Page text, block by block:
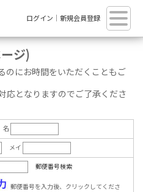
ログイン ｜ 新規会員登録
ジ)
のにお時間をいただくこともご
応となりますのでご了承くださ
名
メイ
郵便番号検索
郵便番号を入力後、クリックしてくださ